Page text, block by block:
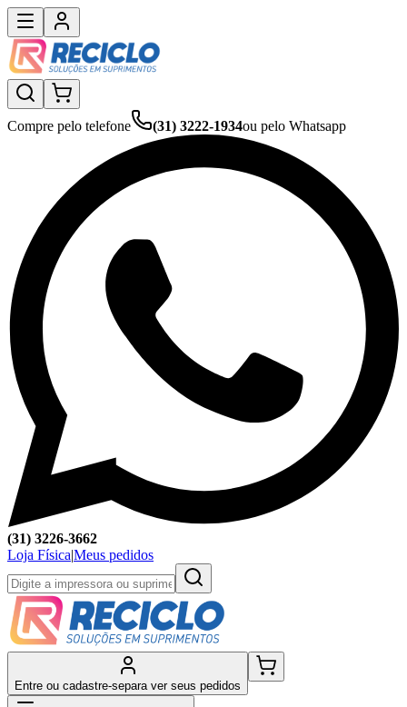
Compre pelo telefone (31) 3222-1934ou pelo Whatsapp
(31) 3226-3662
Loja Física|Meus pedidos
Entre ou cadastre-separa ver seus pedidos